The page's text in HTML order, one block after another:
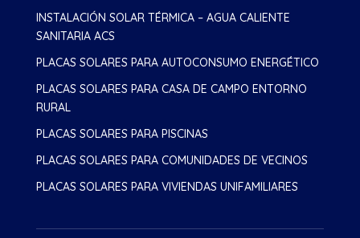
INSTALACIÓN SOLAR TÉRMICA – AGUA CALIENTE
SANITARIA ACS
PLACAS SOLARES PARA AUTOCONSUMO ENERGÉTICO
PLACAS SOLARES PARA CASA DE CAMPO ENTORNO
RURAL
PLACAS SOLARES PARA PISCINAS
PLACAS SOLARES PARA COMUNIDADES DE VECINOS
PLACAS SOLARES PARA VIVIENDAS UNIFAMILIARES